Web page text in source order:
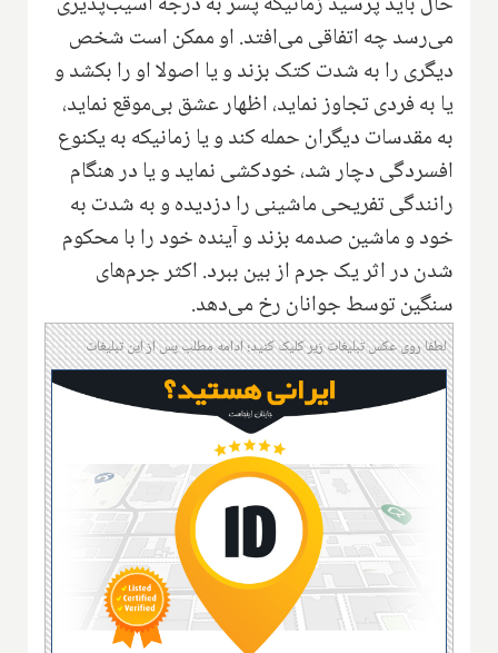
می‌رسد چه اتفاقی می‌افتد. او ممکن است شخص
دیگری را به شدت کتک بزند و یا اصولا او را بکشد و
یا به فردی تجاوز نماید، اظهار عشق بی‌موقع نماید،
به مقدسات دیگران حمله کند و یا زمانیکه به یکنوع
افسردگی دچار شد، خودکشی نماید و یا در هنگام
رانندگی تفریحی ماشینی را‌ دزدیده و به شدت به
خود و ماشین‌ صدمه بزند و آینده خود را با محکوم
شدن در اثر یک جرم از بین ببرد. اکثر جرم‌های
سنگین توسط جوانان رخ می‌دهد.
لطفا روی عکس تبلیغات زیر کلیک کنید؛ ادامه مطلب پس از این تبلیغات